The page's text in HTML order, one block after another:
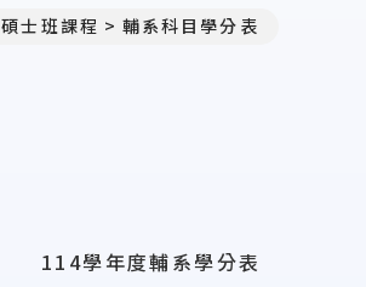
碩士班課程 輔系科目學分表
114學年度輔系學分表